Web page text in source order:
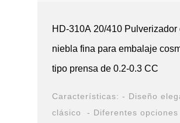
HD-310A 20/410 Pulverizador
niebla fina para embalaje
tipo prensa de 0.2-0.3 CC
Características: - Diseño
clásico - Diferentes opciones